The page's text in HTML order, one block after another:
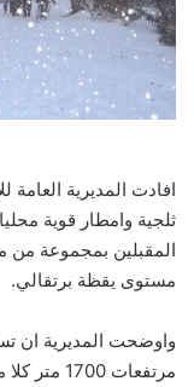
افادت المديرية
ثلجية وامطار قوية
المقبلين بمجموعة من
مستوى يقظة برتقالي.
واوضحت المديرية ان
مرتفعات